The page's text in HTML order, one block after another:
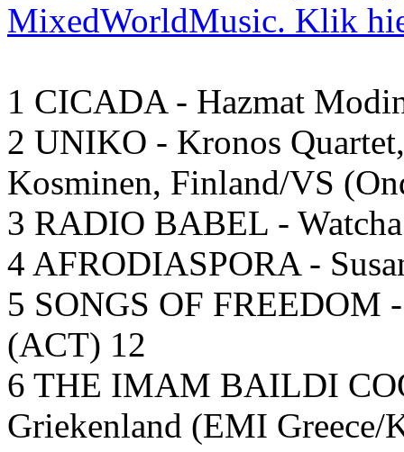
MixedWorldMusic. Klik
1 CICADA - Hazmat
2 UNIKO - Kronos
Kosminen, Finland/VS
3 RADIO BABEL -
4 AFRODIASPORA -
5 SONGS OF FREEDOM
(ACT) 12
6 THE IMAM BAILDI
Griekenland (EMI Greece/